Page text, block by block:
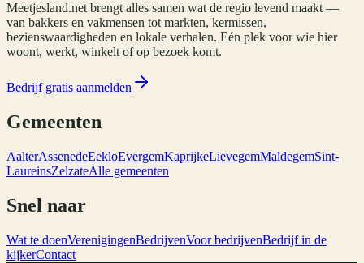
Meetjesland.net brengt alles samen wat de regio levend maakt —
van bakkers en vakmensen tot markten, kermissen,
bezienswaardigheden en lokale verhalen. Eén plek voor wie hier
woont, werkt, winkelt of op bezoek komt.
Bedrijf gratis aanmelden
Gemeenten
AalterAssenedeEekloEvergemKaprijkeLievegemMaldegemSint-
LaureinsZelzateAlle gemeenten
Snel naar
Wat te doenVerenigingenBedrijvenVoor bedrijvenBedrijf in de
kijkerContact